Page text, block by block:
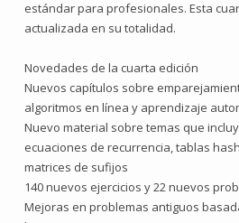
estándar para profesionales. Esta
actualizada en su totalidad.
Novedades de la cuarta edición
Nuevos capítulos sobre
algoritmos en línea y aprendizaje
Nuevo material sobre temas que
ecuaciones de recurrencia, tablas
matrices de sufijos
140 nuevos ejercicios y 22 nuevos
Mejoras en problemas antiguos